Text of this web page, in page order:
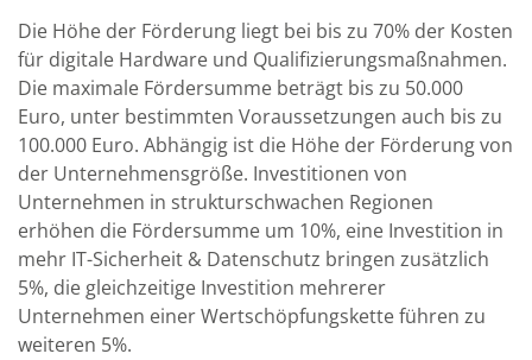
Die Höhe der Förderung liegt bei bis zu 70% der Kosten
für digitale Hardware und Qualifizierungsmaßnahmen.
Die maximale Fördersumme beträgt bis zu 50.000
Euro, unter bestimmten Voraussetzungen auch bis zu
100.000 Euro. Abhängig ist die Höhe der Förderung von
der Unternehmensgröße. Investitionen von
Unternehmen in strukturschwachen Regionen
erhöhen die Fördersumme um 10%, eine Investition in
mehr IT-Sicherheit & Datenschutz bringen zusätzlich
5%, die gleichzeitige Investition mehrerer
Unternehmen einer Wertschöpfungskette führen zu
weiteren 5%.